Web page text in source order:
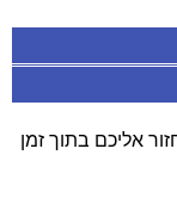
אליכם בתוך זמן